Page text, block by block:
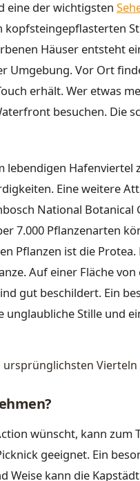
eine der wichtigsten
kopfsteingepflasterten
Häuser entsteht
Umgebung. Vor Ort
erhält. Wer etwas
besuchen. Die
lebendigen Hafenviertel
Eine weitere
National Botanical
7.000 Pflanzenarten
Pflanzen ist die
Auf einer Fläche
gut beschildert. Ein
unglaubliche Stille und
ursprünglichsten Vierteln
wünscht, kann zum
geeignet. Ein
Weise kann die